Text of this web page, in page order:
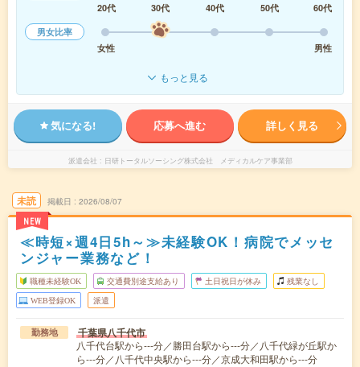
20代
30代 40代 50代
60代
男女比率
女性
男性
もっと見る
気になる! 応募へ進む 詳しく見る
派遣会社 日研トータルソーシング株式会社 メディカルケア事業部
未読
NEW
掲載日 2026/08/07
≪時短×週4日5h～≫未経験OK！病院でメッセ
ンジャー業務など！
職種未経験OK 交通費別途支給あり 土日祝日が休み 残業なし
WEB登録OK 派遣
勤務地 千葉県八千代市
八千代台駅から---分／勝田台駅から---分／八千代緑が丘駅か
ら---分／八千代中央駅から---分／京成大和田駅から---分